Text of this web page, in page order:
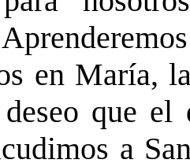
en María,
que el
a